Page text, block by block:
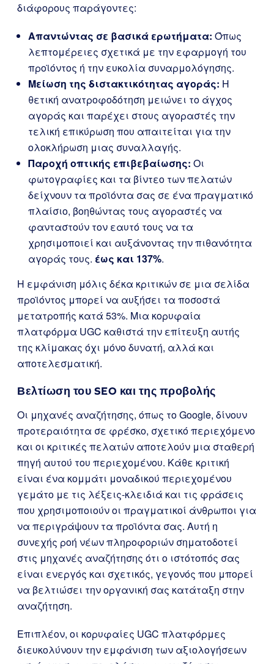
διάφορους παράγοντες:
Απαντώντας σε βασικά ερωτήματα: Όπως
λεπτομέρειες σχετικά με την εφαρμογή του
προϊόντος ή την ευκολία συναρμολόγησης.
Μείωση της διστακτικότητας αγοράς: Η
θετική ανατροφοδότηση μειώνει το άγχος
αγοράς και παρέχει στους αγοραστές την
τελική επικύρωση που απαιτείται για την
ολοκλήρωση μιας συναλλαγής.
Παροχή οπτικής επιβεβαίωσης: Οι
φωτογραφίες και τα βίντεο των πελατών
δείχνουν τα προϊόντα σας σε ένα πραγματικό
πλαίσιο, βοηθώντας τους αγοραστές να
φανταστούν τον εαυτό τους να τα
χρησιμοποιεί και αυξάνοντας την πιθανότητα
αγοράς τους. έως και 137%.
Η εμφάνιση μόλις δέκα κριτικών σε μια σελίδα
προϊόντος μπορεί να αυξήσει τα ποσοστά
μετατροπής κατά 53%. Μια κορυφαία
πλατφόρμα UGC καθιστά την επίτευξη αυτής
της κλίμακας όχι μόνο δυνατή, αλλά και
αποτελεσματική.
Βελτίωση του SEO και της προβολής
Οι μηχανές αναζήτησης, όπως το Google, δίνουν
προτεραιότητα σε φρέσκο, σχετικό περιεχόμενο
και οι κριτικές πελατών αποτελούν μια σταθερή
πηγή αυτού του περιεχομένου. Κάθε κριτική
είναι ένα κομμάτι μοναδικού περιεχομένου
γεμάτο με τις λέξεις-κλειδιά και τις φράσεις
που χρησιμοποιούν οι πραγματικοί άνθρωποι για
να περιγράψουν τα προϊόντα σας. Αυτή η
συνεχής ροή νέων πληροφοριών σηματοδοτεί
στις μηχανές αναζήτησης ότι ο ιστότοπός σας
είναι ενεργός και σχετικός, γεγονός που μπορεί
να βελτιώσει την οργανική σας κατάταξη στην
αναζήτηση.
Επιπλέον, οι κορυφαίες UGC πλατφόρμες
διευκολύνουν την εμφάνιση των αξιολογήσεων